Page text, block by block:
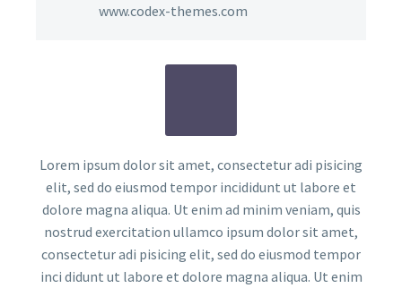
www.codex-themes.com
Lorem ipsum dolor sit amet, consectetur adi pisicing
elit, sed do eiusmod tempor incididunt ut labore et
dolore magna aliqua. Ut enim ad minim veniam, quis
nostrud exercitation ullamco ipsum dolor sit amet,
consectetur adi pisicing elit, sed do eiusmod tempor
inci didunt ut labore et dolore magna aliqua. Ut enim